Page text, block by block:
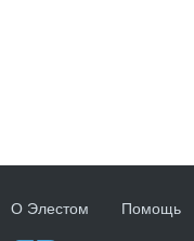
О Элестом Помощь